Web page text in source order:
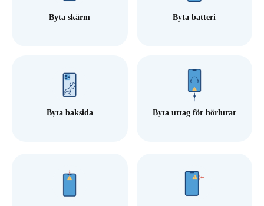
Byta skärm Byta batteri
Byta baksida Byta uttag för hörlurar